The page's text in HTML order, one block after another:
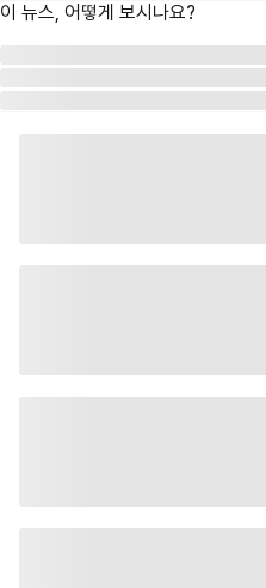
이 뉴스, 어떻게 보시나요?